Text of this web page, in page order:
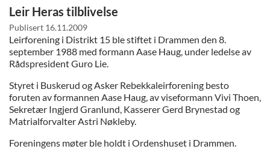
Leir Heras tilblivelse
Publisert 16.11.2009
Leirforening i Distrikt 15 ble stiftet i Drammen den 8.
september 1988 med formann Aase Haug, under ledelse av
Rådspresident Guro Lie.
Styret i Buskerud og Asker Rebekkaleirforening besto
foruten av formannen Aase Haug, av viseformann Vivi Thoen,
Sekretær Ingjerd Granlund, Kasserer Gerd Brynestad og
Matrialforvalter Astri Nøkleby.
Foreningens møter ble holdt i Ordenshuset i Drammen.